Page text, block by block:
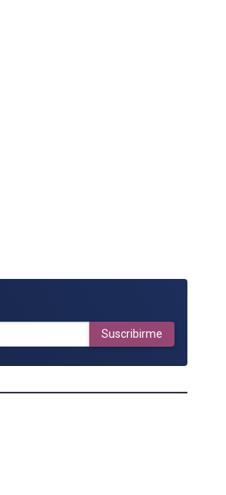
Suscribirme